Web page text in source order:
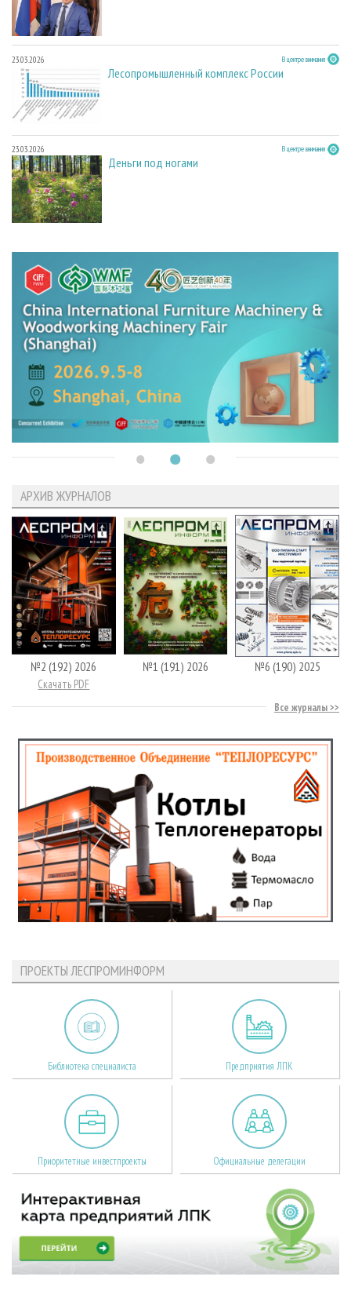
23.03.2026 В центре внимания
Лесопромышленный комплекс России
23.03.2026 В центре внимания
Деньги под ногами
АРХИВ ЖУРНАЛОВ
№2 (192) 2026
Скачать PDF
№1 (191) 2026 №6 (190) 2025
Все журналы
ПРОЕКТЫ ЛЕСПРОМИНФОРМ
Библиотека специалиста Предприятия ЛПК
Приоритетные инвестпроекты Официальные делегации